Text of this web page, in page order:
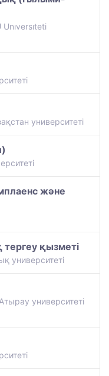
университеті
және
қызметі
университеті
университеті